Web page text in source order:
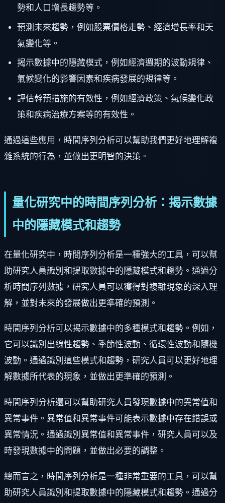
勢和人口增長趨勢等。
預測未來趨勢，例如股票價格走勢、經濟增長率和天
氣變化等。
揭示數據中的隱藏模式，例如經濟週期的波動規律、
氣候變化的影響因素和疾病發展的規律等。
評估幹預措施的有效性，例如經濟政策、氣候變化政
策和疾病治療方案等的有效性。
通過這些應用，時間序列分析可以幫助我們更好地理解複
雜系統的行為，並做出更明智的決策。
量化研究中的時間序列分析：揭示數據
中的隱藏模式和趨勢
在量化研究中，時間序列分析是一種強大的工具，可以幫
助研究人員識別和提取數據中的隱藏模式和趨勢。通過分
析時間序列數據，研究人員可以獲得對複雜現象的深入理
解，並對未來的發展做出更準確的預測。
時間序列分析可以揭示數據中的多種模式和趨勢。例如，
它可以識別出線性趨勢、季節性波動、循環性波動和隨機
波動。通過識別這些模式和趨勢，研究人員可以更好地理
解數據所代表的現象，並做出更準確的預測。
時間序列分析還可以幫助研究人員發現數據中的異常值和
異常事件。異常值和異常事件可能表示數據中存在錯誤或
異常情況。通過識別異常值和異常事件，研究人員可以及
時發現數據中的問題，並做出必要的調整。
總而言之，時間序列分析是一種非常重要的工具，可以幫
助研究人員識別和提取數據中的隱藏模式和趨勢。通過分